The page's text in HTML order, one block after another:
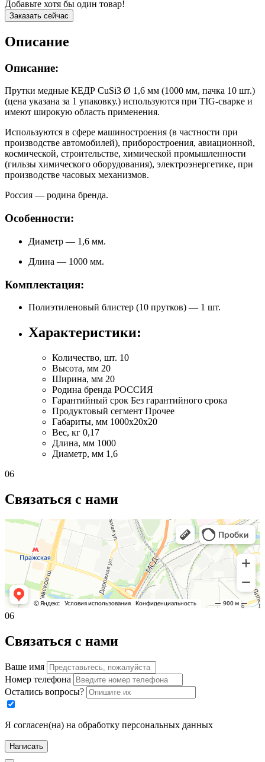
Добавьте хотя бы один товар!
Заказать сейчас
Описание
Описание:
Прутки медные КЕДР CuSi3 Ø 1,6 мм (1000 мм, пачка 10 шт.)
(цена указана за 1 упаковку.) используются при TIG-сварке и
имеют широкую область применения.
Используются в сфере машиностроения (в частности при
производстве автомобилей), приборостроения, авиационной,
космической, строительстве, химической промышленности
(гильзы химического оборудования), электроэнергетике, при
производстве часовых механизмов.
Россия — родина бренда.
Особенности:
Диаметр — 1,6 мм.
Длина — 1000 мм.
Комплектация:
Полиэтиленовый блистер (10 прутков) — 1 шт.
Характеристики:
Количество, шт. 10
Высота, мм 20
Ширина, мм 20
Родина бренда РОССИЯ
Гарантийный срок Без гарантийного срока
Продуктовый сегмент Прочее
Габариты, мм 1000х20х20
Вес, кг 0,17
Длина, мм 1000
Диаметр, мм 1,6
06
Связаться с нами
06
Связаться с нами
Ваше имя
Номер телефона
Остались вопросы?
Я согласен(на) на обработку персональных данных
Написать